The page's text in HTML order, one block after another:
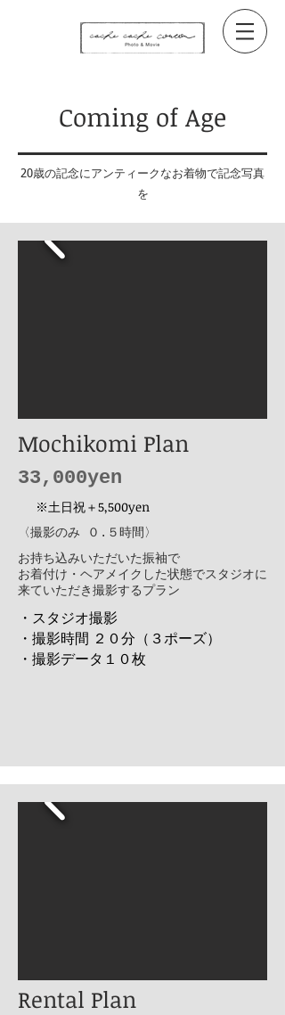
Coming of Age
​20歳の記念にアンティークなお着物で記念写真
を
Mochikomi Plan
​33,000yen
※土日祝＋5,500yen
​〈撮影のみ ０.５時間〉
お持ち込みいただいた振袖で
お着付け・ヘアメイクした状態でスタジオに
​来ていただき撮影するプラン
・スタジオ撮影
・撮影時間 ２０分（３ポーズ）
・撮影データ１０枚
​Rental Plan